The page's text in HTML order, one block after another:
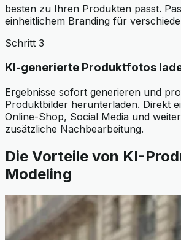
besten zu Ihren Produkten passt.
einheitlichem Branding für
Schritt 3
KI-generierte Produktfotos
Ergebnisse sofort generieren und
Produktbilder herunterladen. Direkt
Online-Shop, Social Media und
zusätzliche Nachbearbeitung.
Die Vorteile von KI-
Modeling